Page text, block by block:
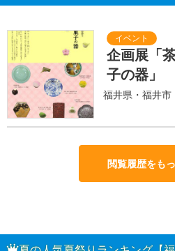
企画展「
子の器」
福井県・福井市
閲覧履歴をも